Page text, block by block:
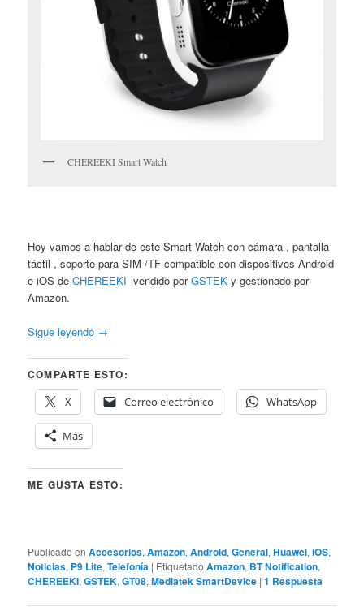
CHEREEKI Smart Watch
Hoy vamos a hablar de este Smart Watch con cámara , pantalla
táctil , soporte para SIM /TF compatible con dispositivos Android
e iOS deCHEREEKI vendido porGSTEK y gestionado por
Amazon.
Sigue leyendo →
COMPARTE ESTO:
X
Correo electrónico WhatsApp
Más
ME GUSTA ESTO:
Publicado en Accesorios,Amazon,Android,General,Huawei,iOS,
Noticias, P9 Lite,Telefonía | Etiquetado Amazon, BT Notification,
CHEREEKI,GSTEK,GT08,Mediatek SmartDevice |1 Respuesta